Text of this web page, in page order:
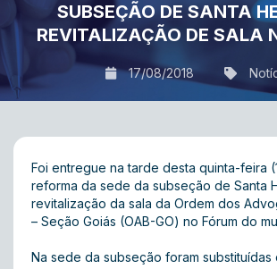
SUBSEÇÃO DE SANTA
REVITALIZAÇÃO DE SALA
17/08/2018
Foi entregue na tarde desta quinta-feira
reforma da sede da subseção de Santa
revitalização da sala da Ordem dos
– Seção Goiás (OAB-GO) no Fórum do
Na sede da subseção foram substituídas